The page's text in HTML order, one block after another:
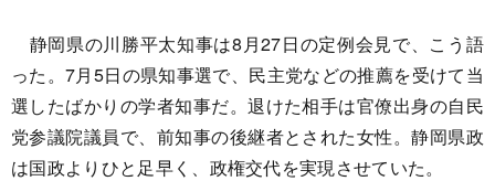
静岡県の川勝平太知事は8月27日の定例会見で、こう語
った。7月5日の県知事選で、民主党などの推薦を受けて当
選したばかりの学者知事だ。退けた相手は官僚出身の自民
党参議院議員で、前知事の後継者とされた女性。静岡県政
は国政よりひと足早く、政権交代を実現させていた。